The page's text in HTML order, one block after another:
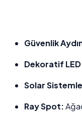
Güvenlik
Dekoratif
Solar
Ray Spot: